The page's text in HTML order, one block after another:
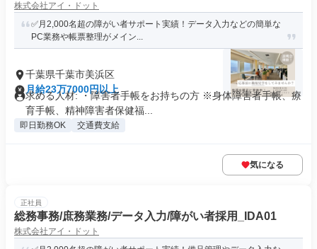
株式会社アイ・ドット
✅月2,000名超の障がい者サポート実績！データ入力などの簡単な
PC業務や帳票整理がメイン...
千葉県千葉市美浜区
月給23万7000円以上
求める人材: ・障害者手帳をお持ちの方 ※身体障害者手帳、療
育手帳、精神障害者保健福...
即日勤務OK 交通費支給
気になる
正社員
総務事務/庶務業務/データ入力/障がい者採用_IDA01
株式会社アイ・ドット